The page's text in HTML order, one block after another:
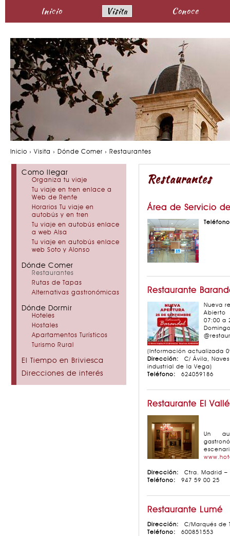
Inicio Visita Conoce
Inicio › Visita › Dónde Comer › Restaurantes
Restaurantes
Área de Servicio
Restaurante
Nueva
07:00 a
(Información actualizada
Dirección:
C/ Ávila,
industrial de la Vega)
Teléfono:
624059186
Restaurante El
Un
Dirección:
Ctra. Madrid –
Teléfono:
947 59 00 25
Restaurante Lumé
Dirección:
C/Marqués de
Teléfono:
600851553
Como llegar
Organiza tu viaje
Tu viaje en tren enlace a
Web de Renfe
Horarios Tu viaje en
autobús y en tren
Tu viaje en autobús enlace
a web Alsa
Tu viaje en autobús enlace
web Soto y Alonso
Dónde Comer
Restaurantes
Rutas de Tapas
Alternativas gastronómicas
Dónde Dormir
Hoteles
Hostales
Apartamentos Turísticos
Turismo Rural
El Tiempo en Briviesca
Direcciones de interés